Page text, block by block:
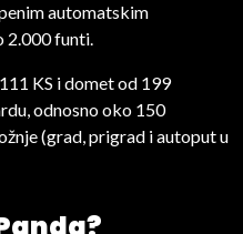
automatskim
2.000 funti.
KS i domet od 199
odnosno oko 150
(grad, prigrad i autoput u